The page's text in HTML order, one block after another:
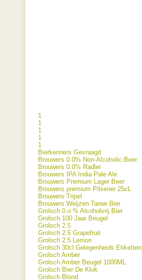
1
1
1
1
1
Bierkenners Gevraagd
Brouwers 0.0% Non-Alcoholic-Beer
Brouwers 0.0% Radler
Brouwers IPA India Pale Ale
Brouwers Premium Lager Beer
Brouwers premium Pilsener 25cL
Brouwers Tripel
Brouwers Weijzen Tarwe Bier
Grolsch 0.o % Alcoholvrij Bier
Grolsch 100 Jaar Beugel
Grolsch 2.5
Grolsch 2.5 Grapefruit
Grolsch 2.5 Lemon
Grolsch 30cl Gelegenheids Etiketten
Grolsch Amber
Grolsch Amber Beugel 1000ML
Grolsch Bier De Klok
Grolsch Blond